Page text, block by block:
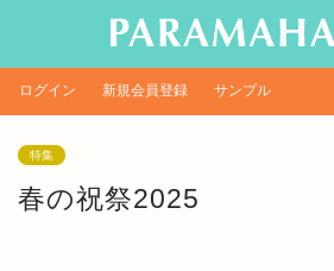
ログイン 新規会員登録 サンプル
特集
春の祝祭2025